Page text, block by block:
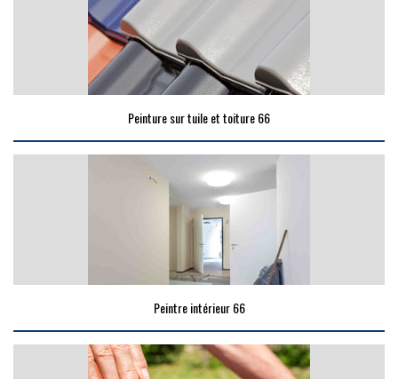
Peinture sur tuile et toiture 66
Peintre intérieur 66